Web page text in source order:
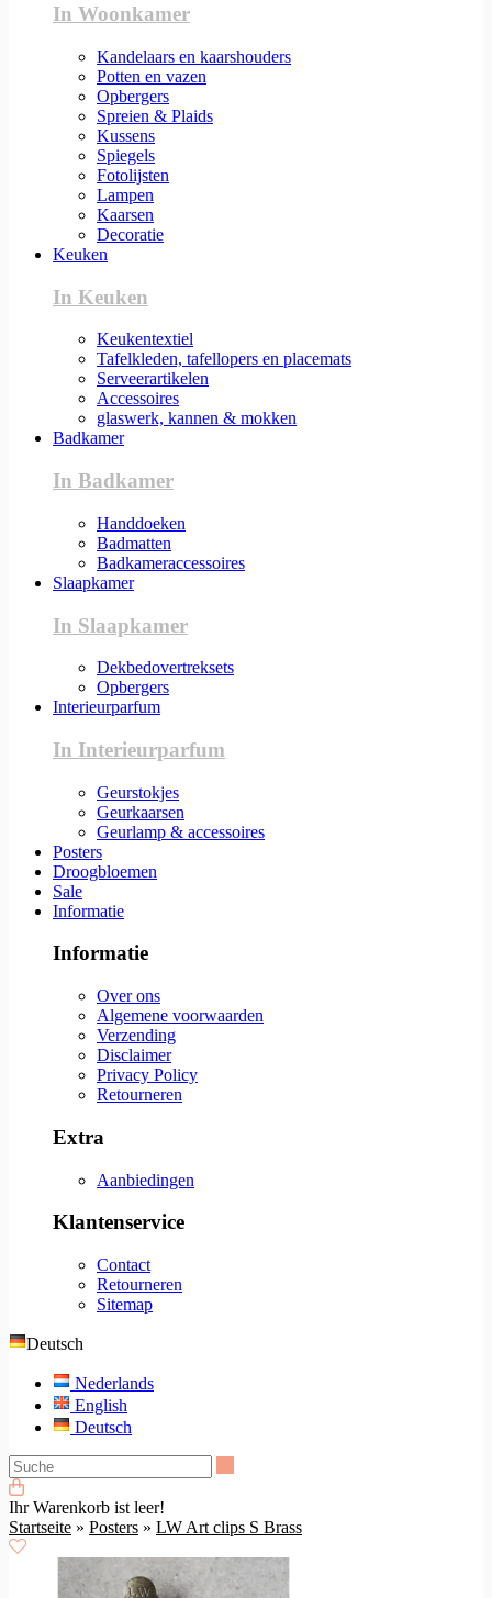
In Woonkamer
Kandelaars en kaarshouders
Potten en vazen
Opbergers
Spreien & Plaids
Kussens
Spiegels
Fotolijsten
Lampen
Kaarsen
Decoratie
Keuken
In Keuken
Keukentextiel
Tafelkleden, tafellopers en placemats
Serveerartikelen
Accessoires
glaswerk, kannen & mokken
Badkamer
In Badkamer
Handdoeken
Badmatten
Badkameraccessoires
Slaapkamer
In Slaapkamer
Dekbedovertreksets
Opbergers
Interieurparfum
In Interieurparfum
Geurstokjes
Geurkaarsen
Geurlamp & accessoires
Posters
Droogbloemen
Sale
Informatie
Informatie
Over ons
Algemene voorwaarden
Verzending
Disclaimer
Privacy Policy
Retourneren
Extra
Aanbiedingen
Klantenservice
Contact
Retourneren
Sitemap
Deutsch
Nederlands
English
Deutsch
Ihr Warenkorb ist leer!
Startseite » Posters » LW Art clips S Brass